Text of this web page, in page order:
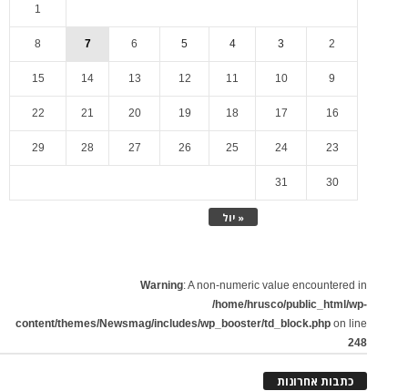
« יול
1
2
3
4
5
6
7
8
9
10
11
12
13
14
15
16
17
18
19
20
21
22
23
24
25
26
27
28
29
30
31
Warning: A non-numeric value encountered in
/home/hrusco/public_html/wp-
content/themes/Newsmag/includes/wp_booster/td_block.php on line
248
כתבות אחרונות